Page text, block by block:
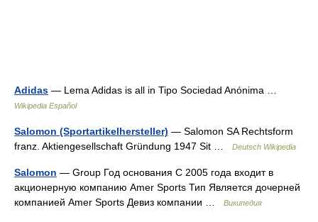
Adidas — Lema Adidas is all in Tipo Sociedad Anónima …
Wikipedia Español
Salomon (Sportartikelhersteller) — Salomon SA Rechtsform
franz. Aktiengesellschaft Gründung 1947 Sit …
Deutsch Wikipedia
Salomon — Group Год основания С 2005 года входит в
акционерную компанию Amer Sports Тип Является дочерней
компанией Amer Sports Девиз компании …
Википедия